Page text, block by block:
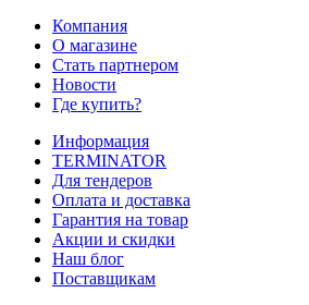
Компания
О магазине
Стать партнером
Новости
Где купить?
Информация
TERMINATOR
Для тендеров
Оплата и доставка
Гарантия на товар
Акции и скидки
Наш блог
Поставщикам